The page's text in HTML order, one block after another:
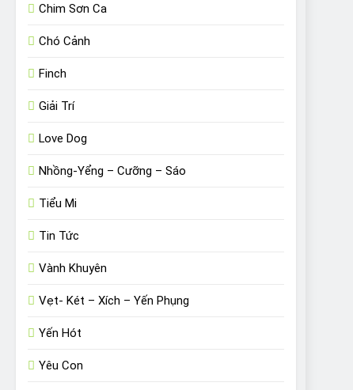
Chim Sơn Ca
Chó Cảnh
Finch
Giải Trí
Love Dog
Nhồng-Yểng – Cưỡng – Sáo
Tiểu Mi
Tin Tức
Vành Khuyên
Vẹt- Két – Xích – Yến Phụng
Yến Hót
Yêu Con